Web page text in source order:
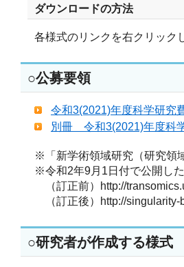
ダウンロードの方法
各様式のリンクを右クリック
○公募要領
令和3(2021)年度科学研究
別冊 令和3(2021)年度科
※「新学術領域研究（研究領
※令和2年9月1日付で公開し
（訂正前）http://
（訂正後）http://singularity-
○研究者が作成する様式